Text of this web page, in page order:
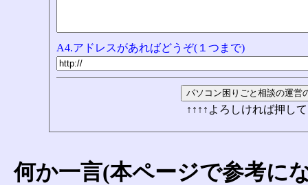
A4.アドレスがあればどうぞ(１つまで)
↑↑↑↑よろしければ押し
何か一言(本ページで参考に